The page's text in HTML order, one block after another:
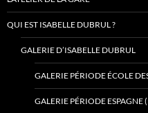
QUI EST ISABELLE DUBRUL ?
GALERIE D’ISABELLE DUBRUL
GALERIE PÉRIODE ÉCOLE
GALERIE PÉRIODE